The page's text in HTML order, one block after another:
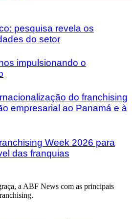
pesquisa revela os
do setor
impulsionando o
do franchising
empresarial ao Panamá e à
Week 2026 para
das franquias
a ABF News com as principais